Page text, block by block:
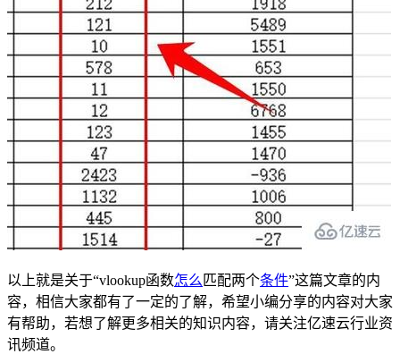
以上就是关于“vlookup函数怎么 匹配两个条件”这篇文章的内
容，相信大家都有了一定的了解，希望小编分享的内容对大家
有帮助，若想了解更多相关的知识内容，请关注亿速云行业资
讯频道。